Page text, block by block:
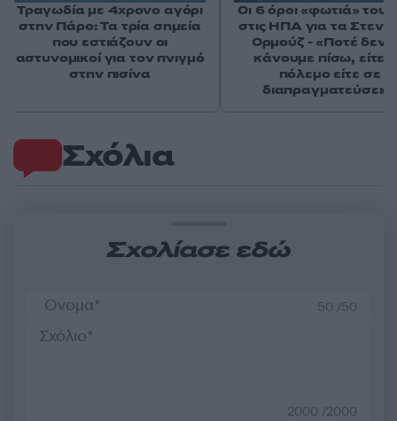
Σχόλια
Σχολίασε εδώ
50 /50
2000 /2000
Τραγωδία με 4χρονο αγόρι
στην Πάρο: Τα τρία σημεία
που εστιάζουν οι
αστυνομικοί για τον πνιγμό
στην πισίνα
Οι 6 όροι «φωτιά» του
στις ΗΠΑ για τα Στενά
Ορμούζ - «Ποτέ δεν
κάνουμε πίσω, είτε
πόλεμο είτε σε
διαπραγματεύσεις»